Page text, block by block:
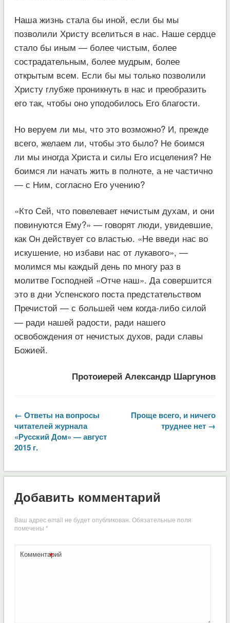
Наша жизнь стала бы иной, если бы мы
позволили Христу вселиться в нас. Наше сердце
стало бы иным — более чистым, более
сострадательным, более мудрым, более
открытым всем. Если бы мы только позволили
Христу глубже проникнуть в нас и преобразить
его так, чтобы оно уподобилось Его благости.
Но веруем ли мы, что это возможно? И, прежде
всего, желаем ли, чтобы это было? Не боимся
ли мы иногда Христа и силы Его исцеления? Не
боимся ли начать жить в полноте, а не частично
— с Ним, согласно Его учению?
«Кто Сей, что повелевает нечистым духам, и они
повинуются Ему?» — говорят люди, увидевшие,
как Он действует со властью. «Не введи нас во
искушение, но избави нас от лукавого», —
молимся мы каждый день по многу раз в
молитве Господней «Отче наш». Да совершится
это в дни Успенского поста предстательством
Пречистой — с большей чем когда-либо силой
— ради нашей радости, ради нашего
освобождения от нечистых духов, ради славы
Божией.
Протоиерей Александр Шаргунов
← Ответы на вопросы
читателей журнала
«Русский Дом» — август
2015 г.
Проще всего, и ничего
труднее нет →
Добавить комментарий
Ваш адрес email не будет опубликован.Обязательные поля
помечены *
Комментарий
*